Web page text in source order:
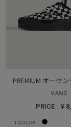
PREMIUM オーセ
VANS
PRICE : ￥
1 COLOR